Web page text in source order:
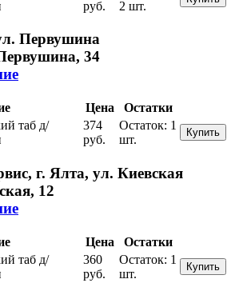
руб.
2 шт.
Первушина
34
Цена
Остатки
таб д/
374
руб.
Остаток: 1
шт.
Купить
г. Ялта, ул. Киевская
12
Цена
Остатки
таб д/
360
руб.
Остаток: 1
шт.
Купить